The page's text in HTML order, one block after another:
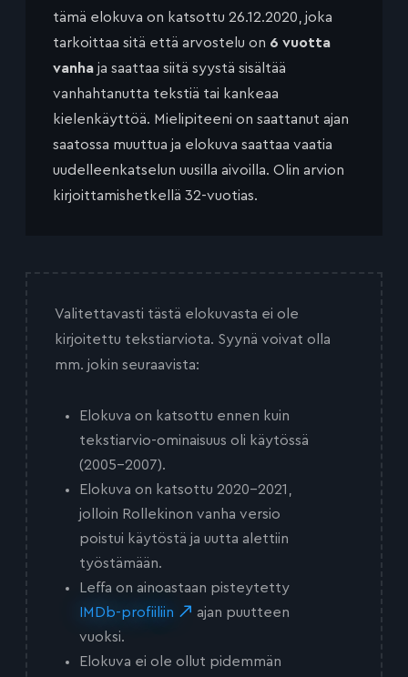
tämä elokuva on katsottu 26.12.2020, joka
tarkoittaa sitä että arvostelu on 6 vuotta
vanha ja saattaa siitä syystä sisältää
vanhahtanutta tekstiä tai kankeaa
kielenkäyttöä. Mielipiteeni on saattanut ajan
saatossa muuttua ja elokuva saattaa vaatia
uudelleenkatselun uusilla aivoilla. Olin arvion
kirjoittamishetkellä 32-vuotias.
Valitettavasti tästä elokuvasta ei ole
kirjoitettu tekstiarviota. Syynä voivat olla
mm. jokin seuraavista:
Elokuva on katsottu ennen kuin
tekstiarvio-ominaisuus oli käytössä
(2005-2007).
Elokuva on katsottu 2020-2021,
jolloin Rollekinon vanha versio
poistui käytöstä ja uutta alettiin
työstämään.
Leffa on ainoastaan pisteytetty
IMDb-profiiliin
ajan puutteen
vuoksi.
Elokuva ei ole ollut pidemmän